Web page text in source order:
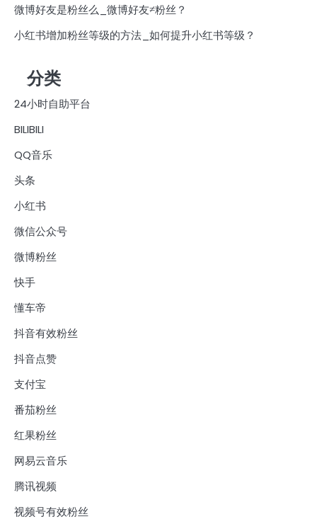
微博好友是粉丝么_微博好友≠粉丝？
小红书增加粉丝等级的方法_如何提升小红书等级？
分类
24小时自助平台
BILIBILI
QQ音乐
头条
小红书
微信公众号
微博粉丝
快手
懂车帝
抖音有效粉丝
抖音点赞
支付宝
番茄粉丝
红果粉丝
网易云音乐
腾讯视频
视频号有效粉丝